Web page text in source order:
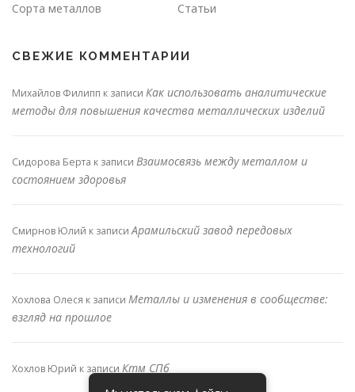
Сорта металлов
Статьи
СВЕЖИЕ КОММЕНТАРИИ
Михайлов Филипп к записи Как использовать аналитические
методы для повышения качества металлических изделий
Сидорова Берта к записи Взаимосвязь между металлом и
состоянием здоровья
Смирнов Юлий к записиАрамильский завод передовых
технологий
Хохлова Олеся к записи Металлы и изменения в сообществе:
взгляд на прошлое
Хохлов Юрий к записи Ктм СПб